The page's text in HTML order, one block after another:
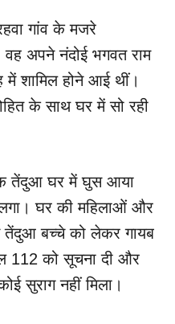
गांव के मजरे
वह अपने नंदोई भगवत राम
में शामिल होने आई थीं।
के साथ घर में सो रही
तेंदुआ घर में घुस आया
घर की महिलाओं और
तेंदुआ बच्चे को लेकर गायब
112 को सूचना दी और
सुराग नहीं मिला।